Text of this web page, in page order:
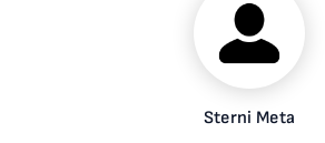
Sterni Meta